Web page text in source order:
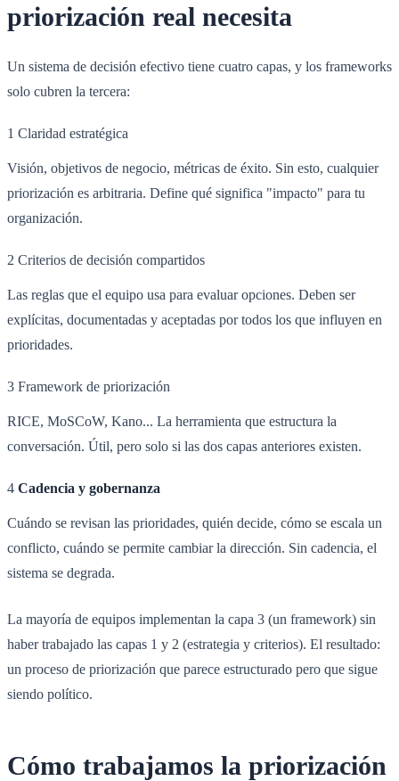
priorización real necesita
Un sistema de decisión efectivo tiene cuatro capas, y los frameworks
solo cubren la tercera:
1 Claridad estratégica
Visión, objetivos de negocio, métricas de éxito. Sin esto, cualquier
priorización es arbitraria. Define qué significa "impacto" para tu
organización.
2 Criterios de decisión compartidos
Las reglas que el equipo usa para evaluar opciones. Deben ser
explícitas, documentadas y aceptadas por todos los que influyen en
prioridades.
3 Framework de priorización
RICE, MoSCoW, Kano... La herramienta que estructura la
conversación. Útil, pero solo si las dos capas anteriores existen.
4 Cadencia y gobernanza
Cuándo se revisan las prioridades, quién decide, cómo se escala un
conflicto, cuándo se permite cambiar la dirección. Sin cadencia, el
sistema se degrada.
La mayoría de equipos implementan la capa 3 (un framework) sin
haber trabajado las capas 1 y 2 (estrategia y criterios). El resultado:
un proceso de priorización que parece estructurado pero que sigue
siendo político.
Cómo trabajamos la priorización